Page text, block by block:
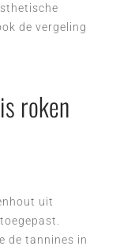
de vergeling
roken
uit
de tannines in